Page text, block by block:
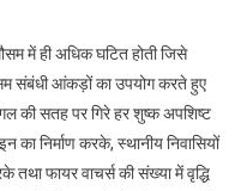
में ही अधिक घटित होती जिसे
संबंधी आंकड़ों का उपयोग करते हुए
की सतह पर गिरे हर शुष्क अपशिष्ट
का निर्माण करके, स्थानीय निवासियों
तथा फायर वाचर्स की संख्या में वृद्धि